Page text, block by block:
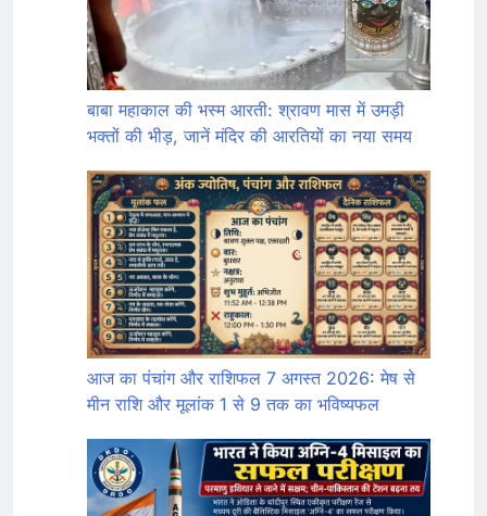
बाबा महाकाल की भस्म आरती: श्रावण मास में उमड़ी
भक्तों की भीड़, जानें मंदिर की आरतियों का नया समय
आज का पंचांग और राशिफल 7 अगस्त 2026: मेष से
मीन राशि और मूलांक 1 से 9 तक का भविष्यफल